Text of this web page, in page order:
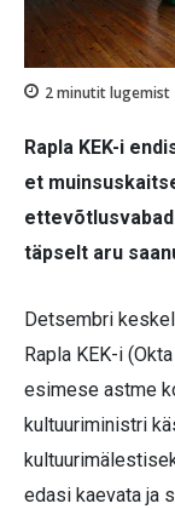
2minutit lugemist
Rapla KEK-i
et
täpselt aru
Detsembri
Rapla KEK-i
esimese astme
kultuuriministri
edasi kaevata ja